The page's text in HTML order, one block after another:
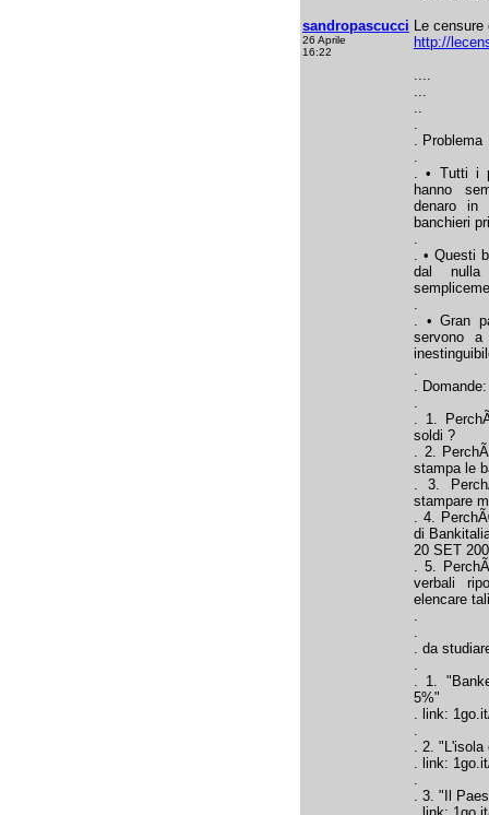
sandropascucci
26 Aprile
16:22
Le censure
http://
....
...
..
.
. Problema
.
. • Tutti i
hanno
denaro in
banchieri
.
. • Questi
dal nulla
.
. • Gran
servono
.
. Domande:
.
. 1.
soldi ?
. 2.
stampa le
. 3.
stampare
. 4.
di
20 SET
. 5.
verbali
elencare
.
.
. da
.
. 1.
5%"
. link:
.
. 2. "L'isola
. link:
.
. 3. "Il